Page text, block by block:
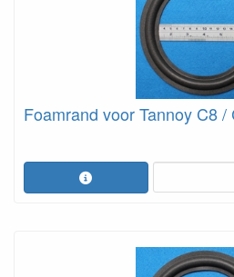
Foamrand voor Tannoy C8